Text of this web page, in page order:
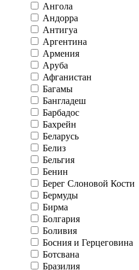
Ангола
Андорра
Антигуа
Аргентина
Армения
Аруба
Афганистан
Багамы
Бангладеш
Барбадос
Бахрейн
Беларусь
Белиз
Бельгия
Бенин
Берег Слоновой Кости
Бермуды
Бирма
Болгария
Боливия
Босния и Герцеговина
Ботсвана
Бразилия